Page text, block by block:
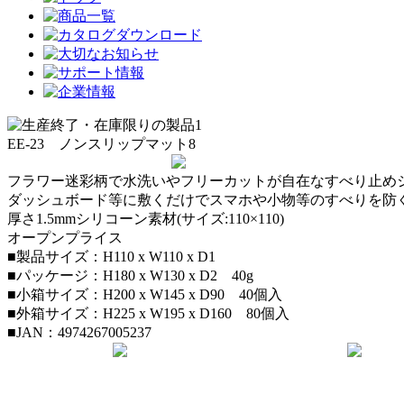
EE-23 ノンスリップマット8
フラワー迷彩柄で水洗いやフリーカットが自在なすべり止め
ダッシュボード等に敷くだけでスマホや小物等のすべりを防
厚さ1.5mmシリコーン素材(サイズ:110×110)
オープンプライス
■製品サイズ：H110 x W110 x D1
■パッケージ：H180 x W130 x D2 40g
■小箱サイズ：H200 x W145 x D90 40個入
■外箱サイズ：H225 x W195 x D160 80個入
■JAN：4974267005237